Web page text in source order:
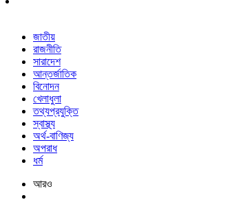
জাতীয়
রাজনীতি
সারাদেশ
আন্তর্জাতিক
বিনোদন
খেলাধুলা
তথ্যপ্রযুক্তি
স্বাস্থ্য
অর্থ-বাণিজ্য
অপরাধ
ধর্ম
আরও